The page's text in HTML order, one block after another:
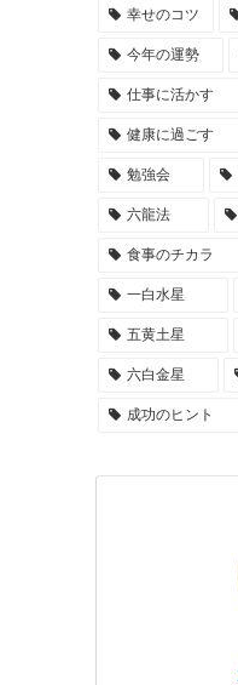
幸せのコツ
今年の運勢
仕事に活かす
健康に過ごす
勉強会
六龍法
食事のチカラ
一白水星
五黄土星
六白金星
成功のヒント